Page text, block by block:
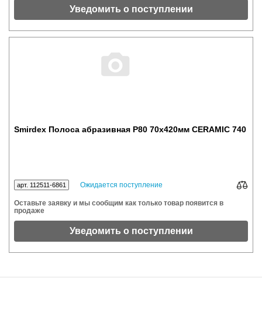
Уведомить о поступлении
Smirdex Полоса абразивная P80 70x420мм CERAMIC 740
арт. 112511-6861 Ожидается поступление
Оставьте заявку и мы сообщим как только товар появится в
продаже
Уведомить о поступлении